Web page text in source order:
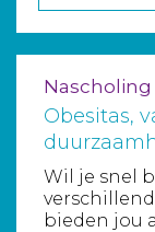
Obesitas,
Wil je snel
bieden jou